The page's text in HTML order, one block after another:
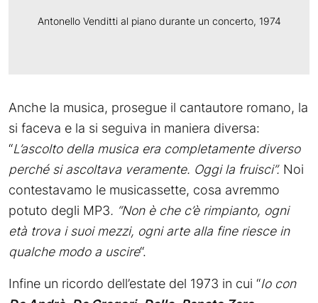
Antonello Venditti al piano durante un concerto, 1974
Anche la musica, prosegue il cantautore romano, la
si faceva e la si seguiva in maniera diversa:
“L’ascolto della musica era completamente diverso
perché si ascoltava veramente. Oggi la fruisci”. Noi
contestavamo le musicassette, cosa avremmo
potuto degli MP3. “Non è che c’è rimpianto, ogni
età trova i suoi mezzi, ogni arte alla fine riesce in
qualche modo a uscire“.
Infine un ricordo dell’estate del 1973 in cui “Io con